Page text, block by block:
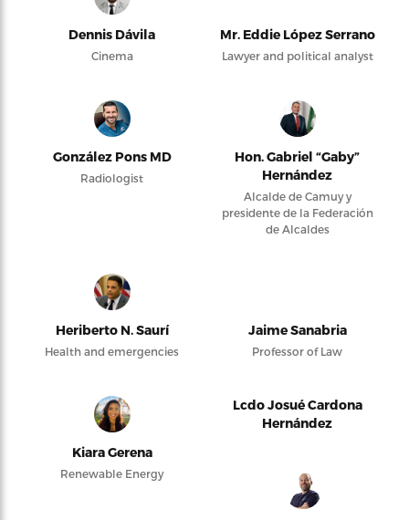
Dennis Dávila
Cinema
Mr. Eddie López Serrano
Lawyer and political analyst
González Pons MD
Radiologist
Hon. Gabriel “Gaby”
Hernández
Alcalde de Camuy y
presidente de la Federación
de Alcaldes
Heriberto N. Saurí
Health and emergencies
Jaime Sanabria
Professor of Law
Kiara Gerena
Renewable Energy
Lcdo Josué Cardona
Hernández